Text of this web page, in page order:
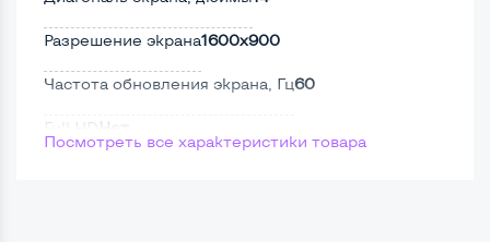
Разрешение экрана1600x900
Частота обновления экрана, Гц60
Full HD Нет
Посмотреть все характеристики товара